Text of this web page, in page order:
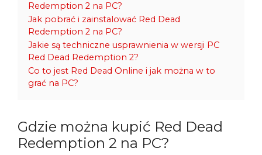
Redemption 2 na PC?
Jak pobrać i zainstalować Red Dead
Redemption 2 na PC?
Jakie są techniczne usprawnienia w wersji PC
Red Dead Redemption 2?
Co to jest Red Dead Online i jak można w to
grać na PC?
Gdzie można kupić Red Dead
Redemption 2 na PC?